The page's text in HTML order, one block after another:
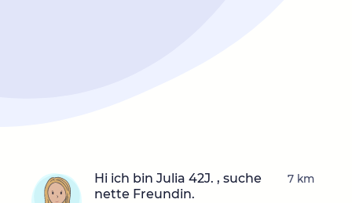
Hi ich bin Julia 42J. , suche
nette Freundin.
7 km